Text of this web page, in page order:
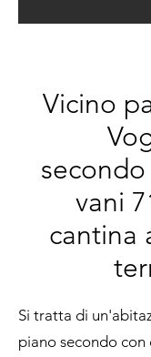
Vicino
vani
cantina
Si tratta di
piano secondo con